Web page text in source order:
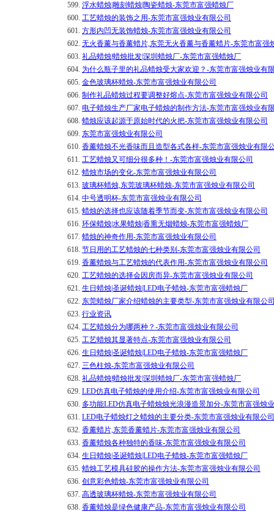
599. 浮水蜡烛|雕刻蜡烛|陶瓷蜡烛-东莞市富强蜡烛厂
600. 工艺蜡烛的装饰之用-东莞市富强烛业有限公司
601. 方形内凹无装饰蜡烛-东莞市富强烛业有限公司
602. 无火香薰与香薰蜡片,东莞无火香薰与香薰蜡片-东莞市富强
603. 礼品蜡烛|蜡烛批发|深圳蜡烛厂-东莞市富强蜡烛厂
604. 为什么瓶子里的礼品蜡烛受大家欢迎？-东莞市富强烛业有
605. 金色玻璃杯蜡烛-东莞市富强烛业有限公司
606. 制作礼品蜡烛过程要调整好熔点-东莞市富强烛业有限公司
607. 电子蜡烛生产厂家电子蜡烛的制作方法-东莞市富强烛业有
608. 蜡烛应该起源于原始时代的火把-东莞市富强烛业有限公司
609. 东莞市富强烛业有限公司
610. 香薰蜡烛不光香味而且造型各式各样-东莞市富强烛业有限
611. 工艺蜡烛又可细分很多种！-东莞市富强烛业有限公司
612. 蜡烛市场的变化-东莞市富强烛业有限公司
613. 玻璃杯蜡烛,东莞玻璃杯蜡烛-东莞市富强烛业有限公司
614. 中号透明杯-东莞市富强烛业有限公司
615. 蜡烛的选择也应该随着季节而变-东莞市富强烛业有限公司
616. 环保蜡烛|水果蜡烛|香熏无烟蜡烛-东莞市富强蜡烛厂
617. 蜡烛的神奇作用-东莞市富强烛业有限公司
618. 节日用的工艺蜡烛的七种类别-东莞市富强烛业有限公司
619. 香薰蜡烛与工艺蜡烛的代表作用-东莞市富强烛业有限公司
620. 工艺蜡烛的选择会因房而异-东莞市富强烛业有限公司
621. 生日蜡烛|圣诞蜡烛|LED电子蜡烛-东莞市富强蜡烛厂
622. 东莞蜡烛厂家介绍蜡烛的主要类型-东莞市富强烛业有限公
623. 行业资讯
624. 工艺蜡烛分为哪两种？-东莞市富强烛业有限公司
625. 工艺蜡烛其显著特点-东莞市富强烛业有限公司
626. 生日蜡烛|圣诞蜡烛|LED电子蜡烛-东莞市富强蜡烛厂
627. 三色柱烛-东莞市富强烛业有限公司
628. 礼品蜡烛|蜡烛批发|深圳蜡烛厂-东莞市富强蜡烛厂
629. LED仿真电子蜡烛的使用介绍-东莞市富强烛业有限公司
630. 多功能LED仿真电子蜡烛烛光浪漫造景加分-东莞市富强烛
631. LED电子蜡烛灯之蜡烛的主要分类-东莞市富强烛业有限公司
632. 香薰蜡片,东莞香薰蜡片-东莞市富强烛业有限公司
633. 香薰蜡烛各种独特的香味-东莞市富强烛业有限公司
634. 生日蜡烛|圣诞蜡烛|LED电子蜡烛-东莞市富强蜡烛厂
635. 蜡烛工艺模具硅胶的操作方法-东莞市富强烛业有限公司
636. 创意彩色蜡烛-东莞市富强烛业有限公司
637. 高透玻璃杯蜡烛-东莞市富强烛业有限公司
638. 香薰蜡烛是绿色健康产品-东莞市富强烛业有限公司